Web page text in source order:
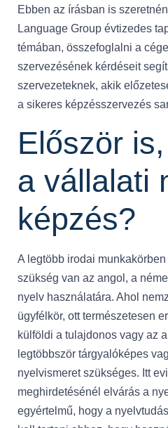
Ebben az írásban is
Language Group évtizedes
témában, összefoglalni a
szervezésének kérdéseit
szervezeteknek, akik
a sikeres képzésszervezés
Először
a vállalati
képzés?
A legtöbb irodai
szükség van az angol, a
nyelv használatára. Ahol
ügyfélkör, ott természetesen
külföldi a tulajdonos vagy az
legtöbbször tárgyalóképes
nyelvismeret szükséges. Itt
meghirdetésénél elvárás a
egyértelmű, hogy a